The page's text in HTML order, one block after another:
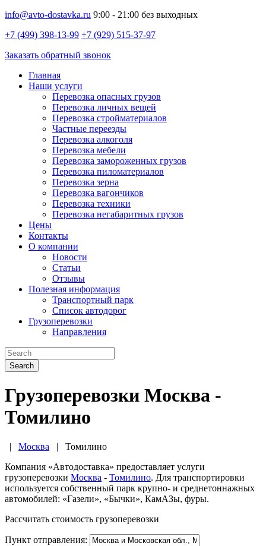
info@avto-dostavka.ru 9:00 - 21:00 без выходных
+7 (499) 398-13-99 +7 (929) 515-37-97
Заказать обратный звонок
Главная
Наши услуги
Перевозка опасных грузов
Перевозка личных вещей
Перевозка стройматериалов
Частные переезды
Перевозка алкоголя
Перевозка мебели
Перевозка замороженных грузов
Перевозка пиломатериалов
Перевозка зерна
Перевозка вагончиков
Перевозка техники
Перевозка негабаритных грузов
Цены
Контакты
О компании
Новости
Статьи
Отзывы
Полезная информация
Транспортный парк
Список автодорог
Грузоперевозки
Направления
Search
Грузоперевозки Москва -
Томилино
| Москва | Томилино
Компания «Автодоставка» предоставляет услуги
грузоперевозки Москва - Томилино. Для транспортировки
используется собственный парк крупно- и среднетоннажных
автомобилей: «Газели», «Бычки», КамАЗы, фуры.
Рассчитать стоимость грузоперевозки
Пункт отправления: